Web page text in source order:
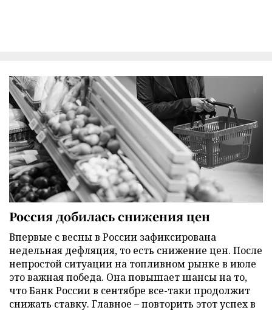
Россия добилась снижения цен
Впервые с весны в России зафиксирована
недельная дефляция, то есть снижение цен. После
непростой ситуации на топливном рынке в июле
это важная победа. Она повышает шансы на то,
что Банк России в сентябре все-таки продолжит
снижать ставку. Главное – повторить этот успех в